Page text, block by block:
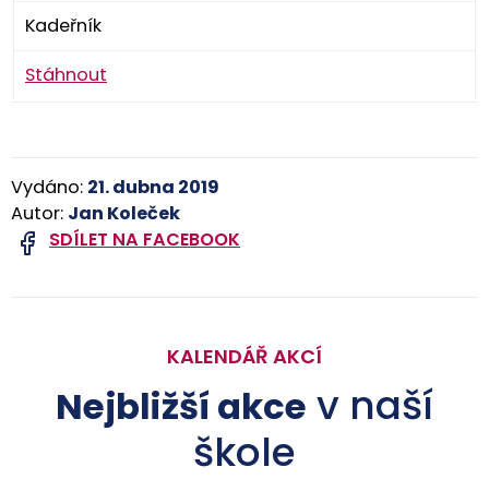
Kadeřník
Stáhnout
SDÍLET NA FACEBOOK
Vydáno: 21. dubna 2019
Autor: Jan Koleček
KALENDÁŘ AKCÍ
Nejbližší akce v naší
škole